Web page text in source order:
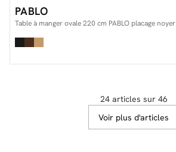
PABLO
Table à manger ovale 220 cm PABLO placage noyer
24 articles sur 46
Voir plus d'articles